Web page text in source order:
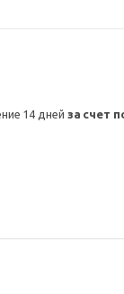
14 дней за счет